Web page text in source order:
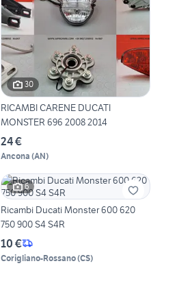
30
RICAMBI CARENE DUCATI
MONSTER 696 2008 2014
24 €
Ancona (AN)
6
Ricambi Ducati Monster 600 620
750 900 S4 S4R
10 €
Corigliano-Rossano(CS)